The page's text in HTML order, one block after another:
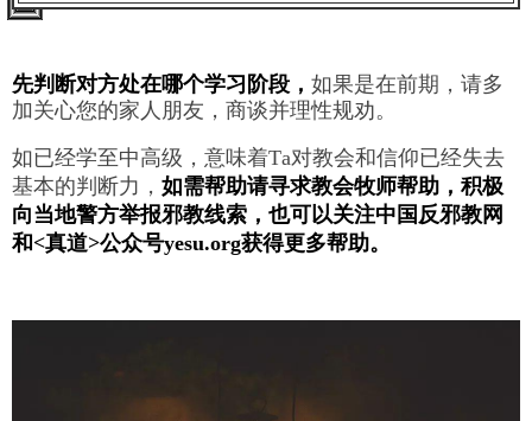
先判断对方处在哪个学习阶段， 如果是在前期，请多
加关心您的家人朋友，商谈并理性规劝。
如已经学至中高级，意味着Ta对教会和信仰已经失去
基本的判断力， 如需帮助请寻求教会牧师帮助，积极
向当地警方举报邪教线索，也可以关注中国反邪教网
和<真道>公众号yesu.org获得更多帮助。